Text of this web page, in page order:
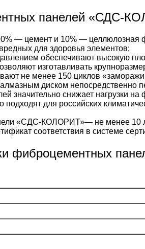
панелей «СДС-
— цемент и 10% — целлюлозная
для здоровья элементов;
обеспечивают высокую
изготавливать
не менее 150 циклов
диском непосредственно
значительно снижает нагрузки на
для российских
«СДС-КОЛОРИТ»— не менее 10
соответствия в системе
фиброцементных